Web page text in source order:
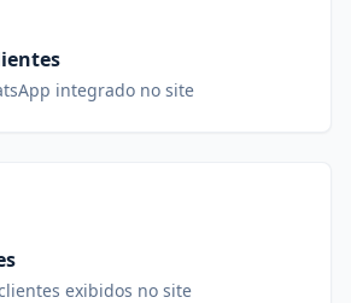
integrado no site
exibidos no site